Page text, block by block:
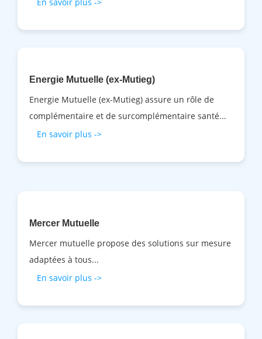
Energie Mutuelle (ex-Mutieg)
Energie Mutuelle (ex-Mutieg) assure un rôle de
complémentaire et de surcomplémentaire santé...
En savoir plus ->
Mercer Mutuelle
Mercer mutuelle propose des solutions sur mesure
adaptées à tous...
En savoir plus ->